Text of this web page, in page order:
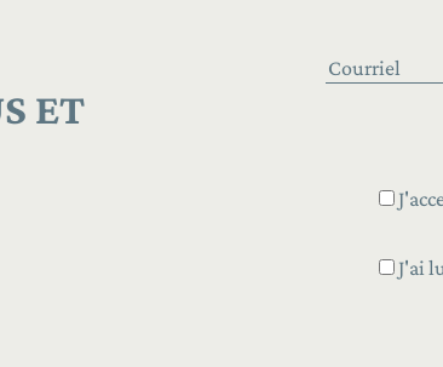
ET
J'ai